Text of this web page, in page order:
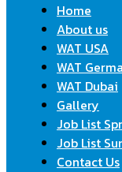
Home
About us
WAT USA
WAT
WAT Dubai
Gallery
Job List
Job List
Contact Us